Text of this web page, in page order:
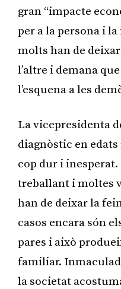
gran “impacte
per a la persona i
molts han de
l’altre i demana
l’esquena a les
La vicepresidenta
diagnòstic en
cop dur i inesperat.
treballant i moltes
han de deixar la
casos encara són
pares i això
familiar.
la societat